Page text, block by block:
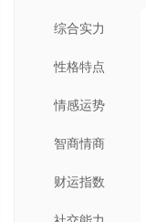
综合实力
性格特点
情感运势
智商情商
财运指数